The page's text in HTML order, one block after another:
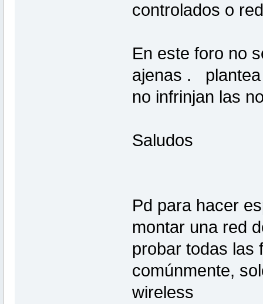
controlados o
En este foro no
ajenas . plantea
no infrinjan las
Saludos
Pd para hacer
montar una red
probar todas las
comúnmente,
wireless